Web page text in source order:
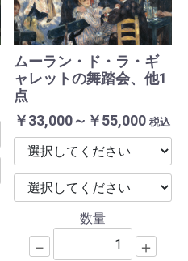
ムーラン・ド・ラ・ギ
ャレットの舞踏会、他1
点
￥33,000～￥55,000 税込
数量
－ ＋